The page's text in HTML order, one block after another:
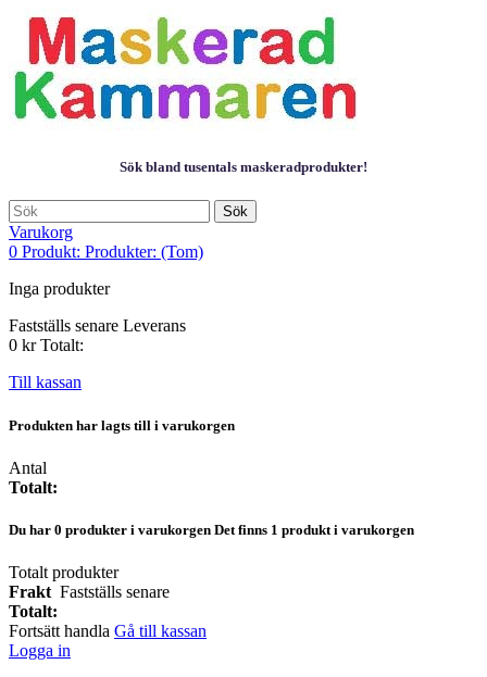
Sök bland tusentals maskeradprodukter!
Sök
Varukorg
0 Produkt: Produkter: (Tom)
Inga produkter
Fastställs senare Leverans
0 kr Totalt:
Till kassan
Produkten har lagts till i varukorgen
Antal
Totalt:
Du har 0 produkter i varukorgen Det finns 1 produkt i varukorgen
Totalt produkter
Frakt Fastställs senare
Totalt:
Fortsätt handla Gå till kassan
Logga in